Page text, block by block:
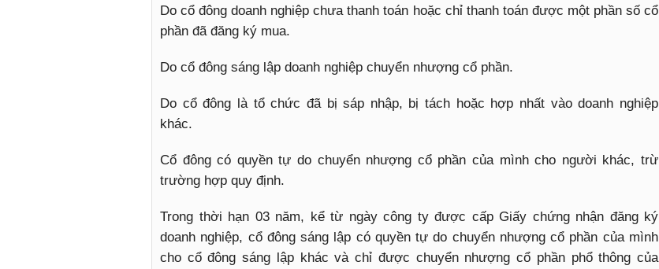
Do cổ đông doanh nghiệp chưa thanh toán hoặc chỉ thanh toán được một phần số cổ
phần đã đăng ký mua.
Do cổ đông sáng lập doanh nghiệp chuyển nhượng cổ phần.
Do cổ đông là tổ chức đã bị sáp nhập, bị tách hoặc hợp nhất vào doanh nghiệp
khác.
Cổ đông có quyền tự do chuyển nhượng cổ phần của mình cho người khác, trừ
trường hợp quy định.
Trong thời hạn 03 năm, kể từ ngày công ty được cấp Giấy chứng nhận đăng ký
doanh nghiệp, cổ đông sáng lập có quyền tự do chuyển nhượng cổ phần của mình
cho cổ đông sáng lập khác và chỉ được chuyển nhượng cổ phần phổ thông của